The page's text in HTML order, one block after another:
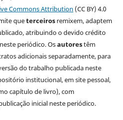
Commons Attribution (CC BY) 4.0
queterceirosremixem, adaptem
atribuindo o devido crédito
periódico. Osautorestêm
adicionais separadamente, para
do trabalho publicada neste
institucional, em site pessoal,
capítulo de livro), com
inicial neste periódico.